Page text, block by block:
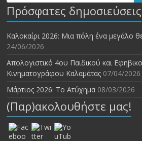
Πρόσφατες δημοσιεύσεις
Καλοκαίρι 2026: Μια πόλη ένα μεγάλο
24/06/2026
Απολογιστικό 4ου Παιδικού και
Κινηματογράφου Καλαμάτας 07/04/2026
Μάρτιος 2026: Το Ατύχημα 08/03/2026
(Παρ)ακολουθήστε μας!